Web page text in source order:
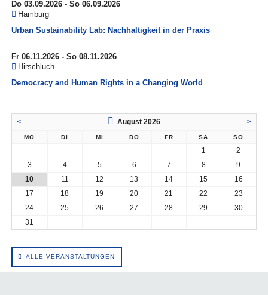
Do 03.09.2026 - So 06.09.2026
Hamburg
Urban Sustainability Lab: Nachhaltigkeit in der Praxis
Fr 06.11.2026 - So 08.11.2026
Hirschluch
Democracy and Human Rights in a Changing World
< August 2026 >
MO DI MI DO FR SA SO
1
2
3
4 5 6 7 8
9
10
11 12 13 14 15
16
17
18 19 20 21 22
23
24
25 26 27 28 29
30
31
ALLE VERANSTALTUNGEN